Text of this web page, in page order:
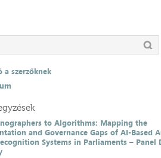
a szerzőknek
to Algorithms: Mapping the
and Governance Gaps of AI-Based
Systems in Parliaments – Panel